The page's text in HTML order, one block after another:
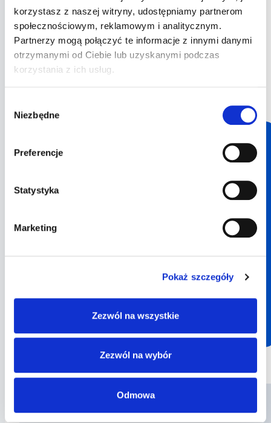
korzystasz z naszej witryny, udostępniamy partnerom
społecznościowym, reklamowym i analitycznym.
Partnerzy mogą połączyć te informacje z innymi danymi
otrzymanymi od Ciebie lub uzyskanymi podczas
korzystania z ich usług.
zgody
Niezbędne
Preferencje
Statystyka
Marketing
Pokaż szczegóły
Zezwól na wszystkie
Zezwól na wybór
Odmowa
Dla kogo są te warsztaty?
Dla osób przygotowujących się do
egzaminu teoretycznego, które chcą
Co zyskujesz dołączając?
Wiesz czego się spodziewać po
Szybciej rosnący postęp w testach
Odblokuj pełen dostęp
Dokup same wykłady